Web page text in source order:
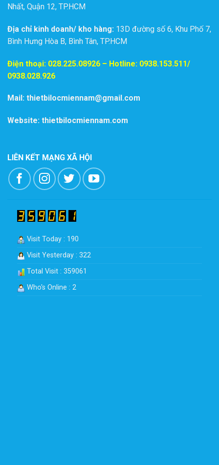
Nhất, Quận 12, TP.HCM
Địa chỉ kinh doanh/ kho hàng: 13D đường số 6, Khu Phố 7,
Bình Hưng Hòa B, Bình Tân, TP.HCM
Điện thoại: 028.225.08926 – Hotline: 0938.153.511/
0938.028.926
Mail: thietbilocmiennam@gmail.com
Website: thietbilocmiennam.com
LIÊN KẾT MẠNG XÃ HỘI
Visit Today : 190
Visit Yesterday : 322
Total Visit : 359061
Who's Online : 2